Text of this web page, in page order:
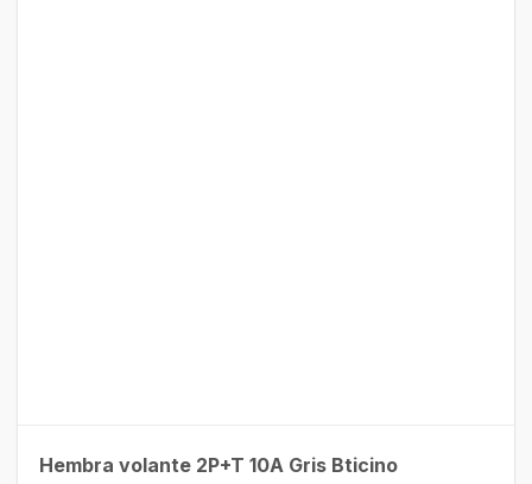
Hembra volante 2P+T 10A Gris Bticino